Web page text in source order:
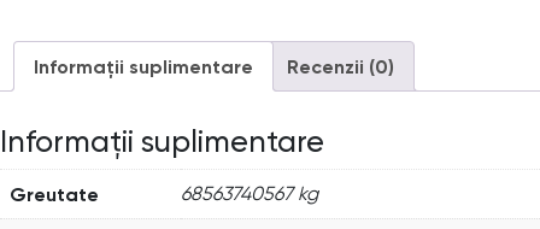
Informații suplimentare Recenzii (0)
Informații suplimentare
Greutate 68563740567 kg